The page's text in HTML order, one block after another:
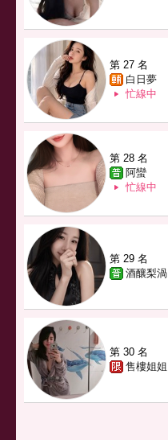
第 27 名
白日夢
忙線中
第 28 名
阿蠻
忙線中
第 29 名
酒釀梨渦
第 30 名
售樓姐姐